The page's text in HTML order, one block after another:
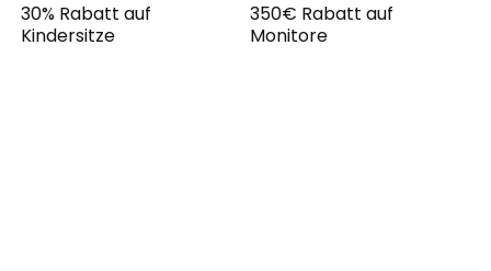
30% Rabatt auf
Kindersitze
350€ Rabatt auf
Monitore